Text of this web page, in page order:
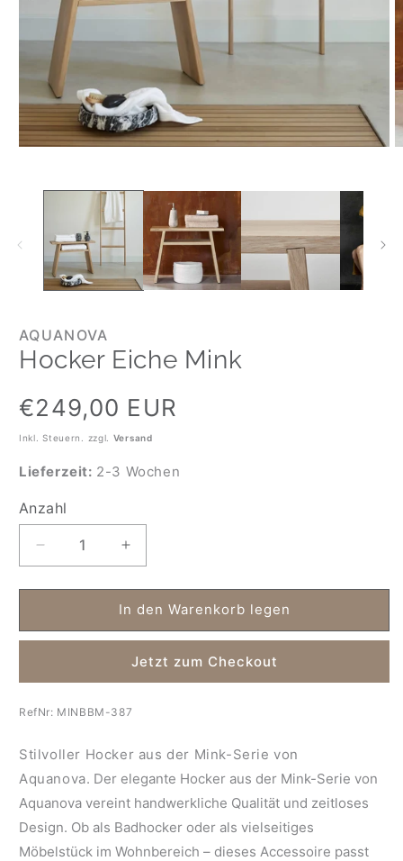
AQUANOVA
Hocker Eiche Mink
Normaler
Preis
€249,00 EUR
Inkl. Steuern. zzgl. Versand
Lieferzeit: 2-3 Wochen
Anzahl
Anzahl
Verringere
die
Menge
Hocker
Erhöhe
die
Menge
für
Hocker
Mink
In den Warenkorb legen
Jetzt zum Checkout
RefNr: MINBBM-387
Stilvoller Hocker aus der Mink-Serie von
Aquanova. Der elegante Hocker aus der Mink-Serie von
Aquanova vereint handwerkliche Qualität und zeitloses
Design. Ob als Badhocker oder als vielseitiges
Möbelstück im Wohnbereich – dieses Accessoire passt